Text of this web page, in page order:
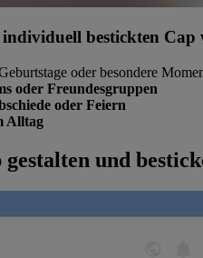
bestickten Cap
oder besondere
oder Freundesgruppen
oder Feiern
Alltag
und